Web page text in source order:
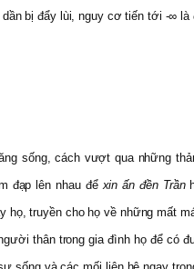
bị đẩy lùi, nguy cơ tiến tới -∞ là
sống, cách vượt qua những
đạp lên nhau để xin ấn đền Trần
truyền cho họ về những mất
thân trong gia đình họ để